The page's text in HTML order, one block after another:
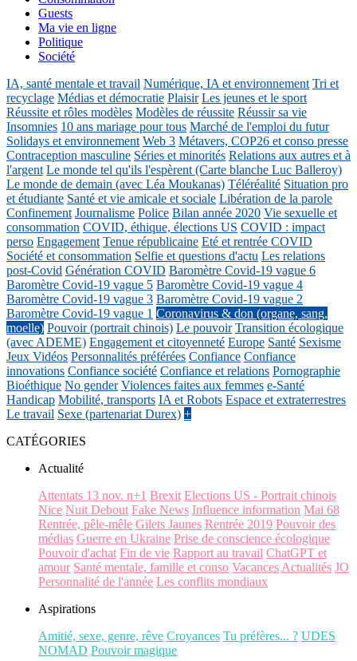
Guests
Ma vie en ligne
Politique
Société
IA, santé mentale et travail Numérique, IA et environnement Tri et
recyclage Médias et démocratie Plaisir Les jeunes et le sport
Réussite et rôles modèles Modèles de réussite Réussir sa vie
Insomnies 10 ans mariage pour tous Marché de l'emploi du futur
Solidays et environnement Web 3 Métavers, COP26 et conso presse
Contraception masculine Séries et minorités Relations aux autres et à
l'argent Le monde tel qu'ils l'espèrent (Carte blanche Luc Balleroy)
Le monde de demain (avec Léa Moukanas) Téléréalité Situation pro
et étudiante Santé et vie amicale et sociale Libération de la parole
Confinement Journalisme Police Bilan année 2020 Vie sexuelle et
consommation COVID, éthique, élections US COVID : impact
perso Engagement Tenue républicaine Eté et rentrée COVID
Société et consommation Selfie et questions d'actu Les relations
post-Covid Génération COVID Baromètre Covid-19 vague 6
Baromètre Covid-19 vague 5 Baromètre Covid-19 vague 4
Baromètre Covid-19 vague 3 Baromètre Covid-19 vague 2
Baromètre Covid-19 vague 1 Coronavirus & don (organe, sang,
moelle) Pouvoir (portrait chinois) Le pouvoir Transition écologique
(avec ADEME) Engagement et citoyenneté Europe Santé Sexisme
Jeux Vidéos Personnalités préférées Confiance Confiance
innovations Confiance société Confiance et relations Pornographie
Bioéthique No gender Violences faites aux femmes e-Santé
Handicap Mobilité, transports IA et Robots Espace et extraterrestres
Le travail Sexe (partenariat Durex) +
CATÉGORIES
Actualité
Attentats 13 nov. n+1 Brexit Elections US - Portrait chinois
Nice Nuit Debout Fake News Influence information Mai 68
Rentrée, pêle-mêle Gilets Jaunes Rentrée 2019 Pouvoir des
médias Guerre en Ukraine Prise de conscience écologique
Pouvoir d'achat Fin de vie Rapport au travail ChatGPT et
amour Santé mentale, famille et conso Vacances Actualités JO
Personnalité de l'année Les conflits mondiaux
Aspirations
Amitié, sexe, genre, rêve Croyances Tu préfères... ? UDES
NOMAD Pouvoir magique